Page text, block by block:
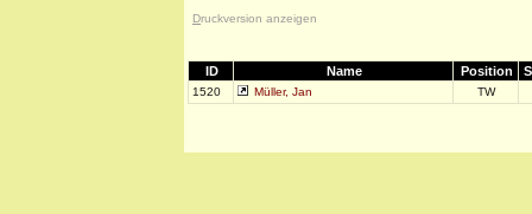
Druckversion anzeigen
ID Name Position
1520 Müller, Jan TW